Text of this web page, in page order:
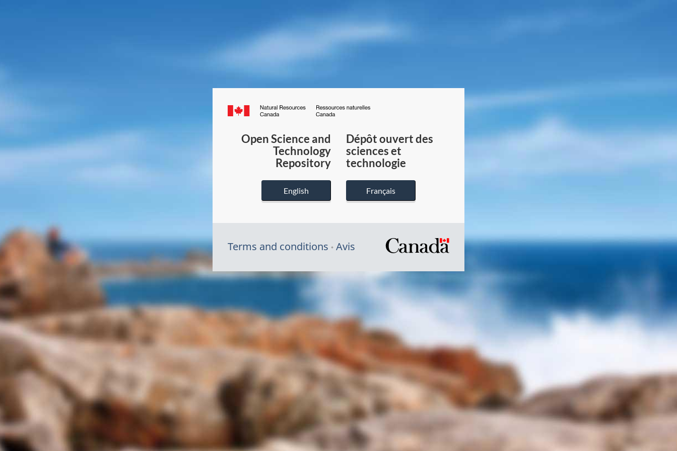
Canada.ca
du
Canada
Open Science and
Technology
Repository
English
Dépôt ouvert des
sciences et
technologie
Français
Terms and conditions Avis
/
gouvernement